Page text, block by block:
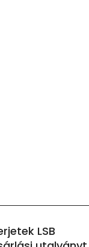
LSB